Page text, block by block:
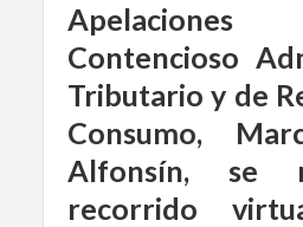
Contencioso
Tributario y de
Consumo,
Alfonsín, se
recorrido